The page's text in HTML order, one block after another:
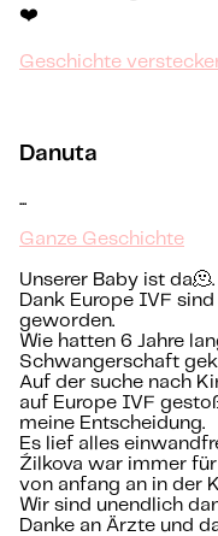
❤️
Geschichte
Danuta
...
Ganze Geschichte
Unserer Baby ist da🫠.
Dank Europe IVF
geworden.
Wie hatten 6 Jahre
Schwangerschaft
Auf der suche nach
auf Europe IVF
meine Entscheidung.
Es lief alles
Źilkova war immer für
von anfang an in der
Wir sind unendlich
Danke an Ärzte und